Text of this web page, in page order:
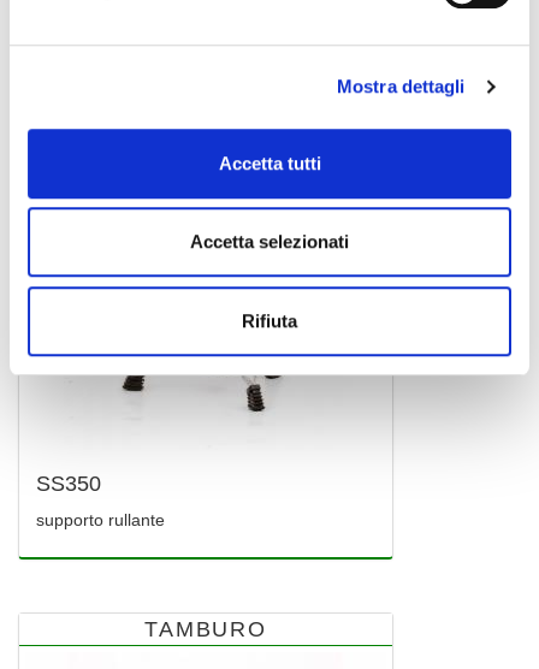
Mostra dettagli
Accetta tutti
Accetta selezionati
Rifiuta
SS350
supporto rullante
TAMBURO